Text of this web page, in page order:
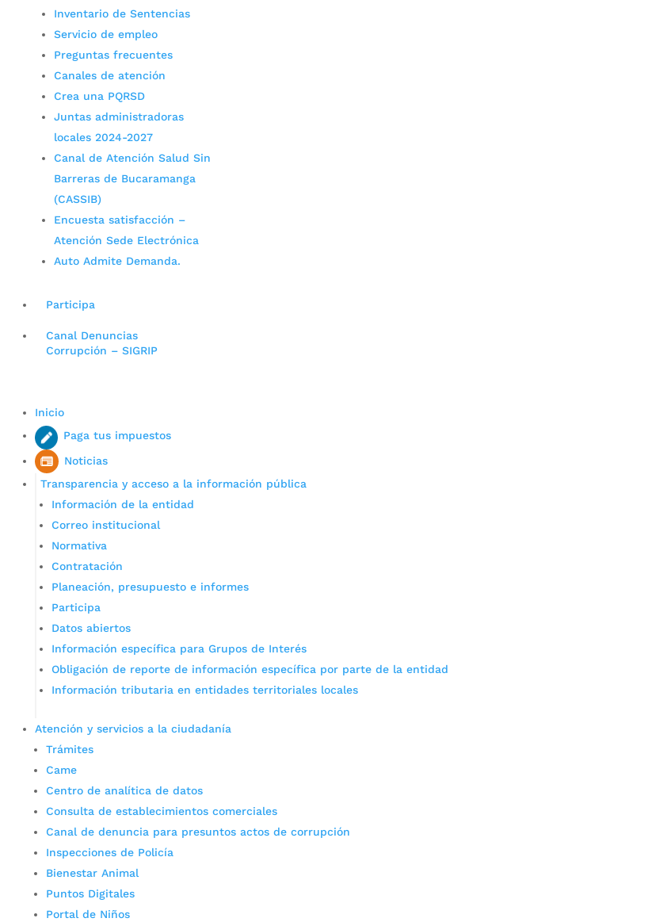
Inventario de Sentencias
Servicio de empleo
Preguntas frecuentes
Canales de atención
Crea una PQRSD
Juntas administradoras
locales 2024-2027
Canal de Atención Salud Sin
Barreras de Bucaramanga
(CASSIB)
Encuesta satisfacción –
Atención Sede Electrónica
Auto Admite Demanda.
Participa
Canal Denuncias
Corrupción – SIGRIP
Inicio
Paga tus impuestos
Noticias
Transparencia y acceso a la información pública
Información de la entidad
Correo institucional
Normativa
Contratación
Planeación, presupuesto e informes
Participa
Datos abiertos
Información específica para Grupos de Interés
Obligación de reporte de información específica por parte de la entidad
Información tributaria en entidades territoriales locales
Atención y servicios a la ciudadanía
Trámites
Came
Centro de analítica de datos
Consulta de establecimientos comerciales
Canal de denuncia para presuntos actos de corrupción
Inspecciones de Policía
Bienestar Animal
Puntos Digitales
Portal de Niños